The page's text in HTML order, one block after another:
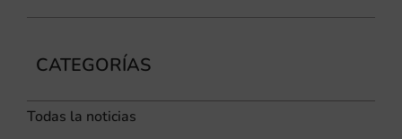
CATEGORÍAS
Todas la noticias